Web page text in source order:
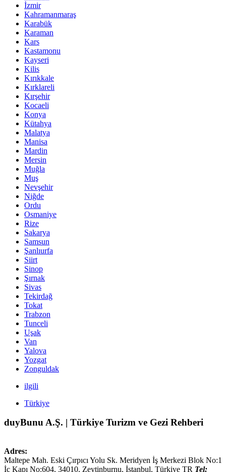
İzmir
Kahramanmaraş
Karabük
Karaman
Kars
Kastamonu
Kayseri
Kilis
Kırıkkale
Kırklareli
Kırşehir
Kocaeli
Konya
Kütahya
Malatya
Manisa
Mardin
Mersin
Muğla
Muş
Nevşehir
Niğde
Ordu
Osmaniye
Rize
Sakarya
Samsun
Şanlıurfa
Siirt
Sinop
Şırnak
Sivas
Tekirdağ
Tokat
Trabzon
Tunceli
Uşak
Van
Yalova
Yozgat
Zonguldak
ilgili
Türkiye
duyBunu A.Ş. | Türkiye Turizm ve Gezi Rehberi
Adres:
Maltepe Mah. Eski Çırpıcı Yolu Sk. Meridyen İş Merkezi Blok No:1
İç Kapı No:604, 34010, Zeytinburnu, İstanbul, Türkiye TR Tel: